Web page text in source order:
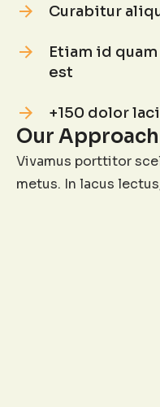
Curabitur
Etiam id
est
+150 dolor
Our Approach
Vivamus porttitor
metus. In lacus